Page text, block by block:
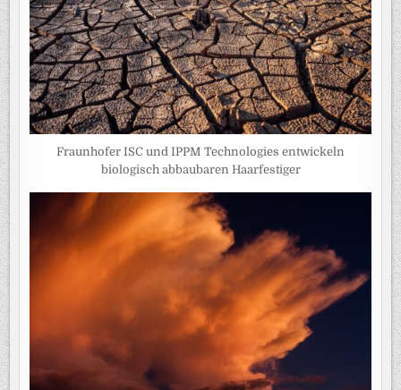
Fraunhofer ISC und IPPM Technologies entwickeln
biologisch abbaubaren Haarfestiger